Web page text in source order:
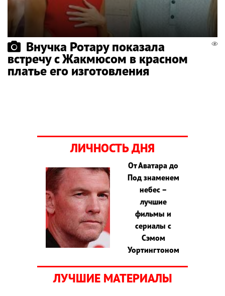
Внучка Ротару показала
встречу с Жакмюсом в красном
платье его изготовления
ЛИЧНОСТЬ ДНЯ
От Аватара до
Под знаменем
небес –
лучшие
фильмы и
сериалы с
Сэмом
Уортингтоном
ЛУЧШИЕ МАТЕРИАЛЫ